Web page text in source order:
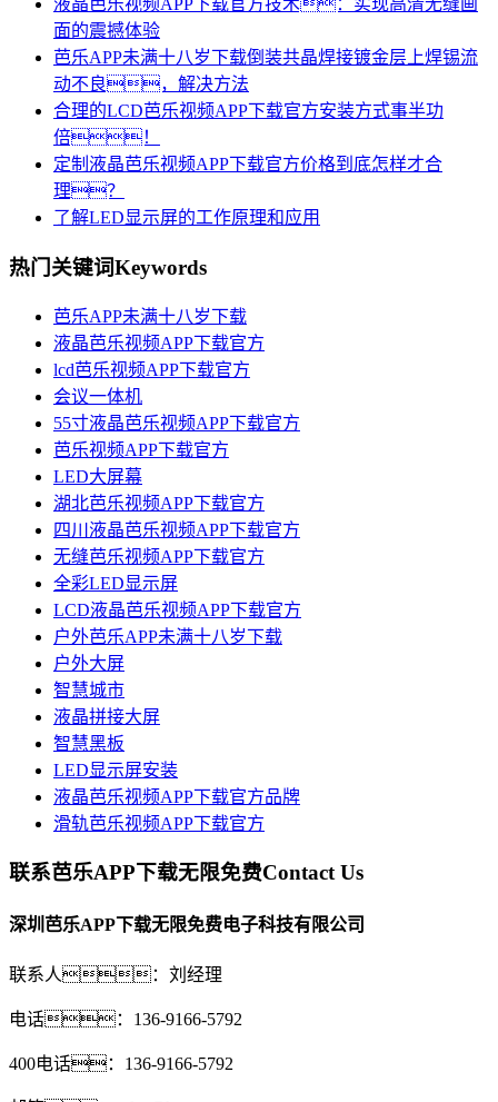
液晶芭乐视频APP下载官方技术：实现高清无缝画
面的震撼体验
芭乐APP未满十八岁下载倒装共晶焊接镀金层上焊锡流
动不良，解决方法
合理的LCD芭乐视频APP下载官方安装方式事半功
倍！
定制液晶芭乐视频APP下载官方价格到底怎样才合
理？
了解LED显示屏的工作原理和应用
热门关键词Keywords
芭乐APP未满十八岁下载
液晶芭乐视频APP下载官方
lcd芭乐视频APP下载官方
会议一体机
55寸液晶芭乐视频APP下载官方
芭乐视频APP下载官方
LED大屏幕
湖北芭乐视频APP下载官方
四川液晶芭乐视频APP下载官方
无缝芭乐视频APP下载官方
全彩LED显示屏
LCD液晶芭乐视频APP下载官方
户外芭乐APP未满十八岁下载
户外大屏
智慧城市
液晶拼接大屏
智慧黑板
LED显示屏安装
液晶芭乐视频APP下载官方品牌
滑轨芭乐视频APP下载官方
联系芭乐APP下载无限免费Contact Us
深圳芭乐APP下载无限免费电子科技有限公司
联系人：刘经理
电话：136-9166-5792
400电话：136-9166-5792